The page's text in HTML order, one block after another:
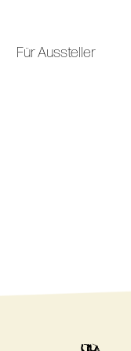
Für Aussteller